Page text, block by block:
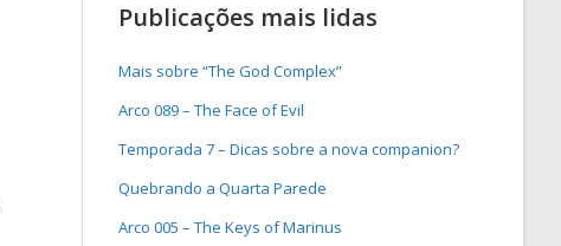
Publicações mais lidas
Mais sobre “The God Complex”
Arco 089 – The Face of Evil
Temporada 7 – Dicas sobre a nova companion?
Quebrando a Quarta Parede
Arco 005 – The Keys of Marinus